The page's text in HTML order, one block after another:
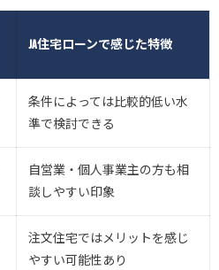
JA住宅ローンで感じた特徴
条件によっては比較的低い水
準で検討できる
自営業・個人事業主の方も相
談しやすい印象
注文住宅ではメリットを感じ
やすい可能性あり